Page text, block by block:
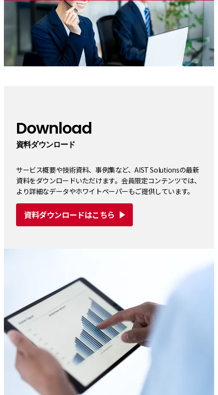
Download
資料ダウンロード
サービス概要や技術資料、事例集など、AIST Solutionsの最新
資料をダウンロードいただけます。会員限定コンテンツでは、
より詳細なデータやホワイトペーパーもご提供しています。
資料ダウンロードはこちら